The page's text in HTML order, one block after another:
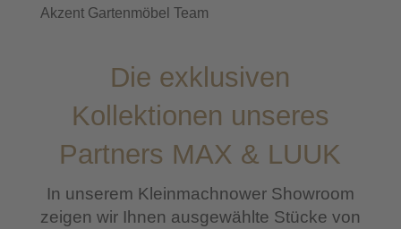
Akzent Gartenmöbel Team
Die exklusiven
Kollektionen unseres
Partners MAX & LUUK
In unserem Kleinmachnower Showroom
zeigen wir Ihnen ausgewählte Stücke von